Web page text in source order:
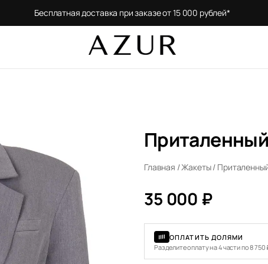
Бесплатная доставка при заказе от 15 000 рублей*
Главная /Жакеты/
35 000 ₽
ОПЛАТИТЬ ДОЛЯМИ
Разделите оплату на 4 части по 8